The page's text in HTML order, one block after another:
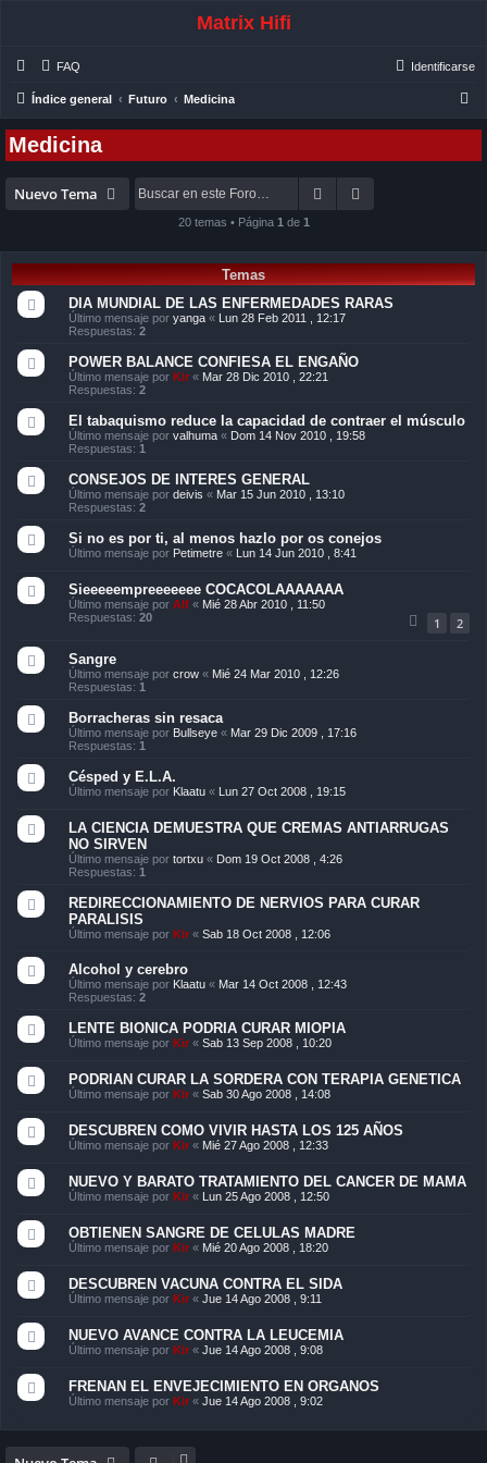
Matrix Hifi
FAQ Identificarse
Índice general Futuro Medicina
Medicina
Nuevo Tema Buscar
20 temas • Página 1 de 1
Temas
DIA MUNDIAL DE LAS ENFERMEDADES RARAS
Último mensaje por yanga « Lun 28 Feb 2011 , 12:17
Respuestas: 2
POWER BALANCE CONFIESA EL ENGAÑO
Último mensaje por Kir « Mar 28 Dic 2010 , 22:21
Respuestas: 2
El tabaquismo reduce la capacidad de contraer el músculo
Último mensaje por valhuma « Dom 14 Nov 2010 , 19:58
Respuestas: 1
CONSEJOS DE INTERES GENERAL
Último mensaje por deivis « Mar 15 Jun 2010 , 13:10
Respuestas: 2
Si no es por ti, al menos hazlo por os conejos
Último mensaje por Petimetre « Lun 14 Jun 2010 , 8:41
Sieeeeempreeeeeee COCACOLAAAAAAA
Último mensaje por Alf « Mié 28 Abr 2010 , 11:50
Respuestas: 20 1 2
Sangre
Último mensaje por crow « Mié 24 Mar 2010 , 12:26
Respuestas: 1
Borracheras sin resaca
Último mensaje por Bullseye « Mar 29 Dic 2009 , 17:16
Respuestas: 1
Césped y E.L.A.
Último mensaje por Klaatu « Lun 27 Oct 2008 , 19:15
LA CIENCIA DEMUESTRA QUE CREMAS ANTIARRUGAS
NO SIRVEN
Último mensaje por tortxu « Dom 19 Oct 2008 , 4:26
Respuestas: 1
REDIRECCIONAMIENTO DE NERVIOS PARA CURAR
PARALISIS
Último mensaje por Kir « Sab 18 Oct 2008 , 12:06
Alcohol y cerebro
Último mensaje por Klaatu « Mar 14 Oct 2008 , 12:43
Respuestas: 2
LENTE BIONICA PODRIA CURAR MIOPIA
Último mensaje por Kir « Sab 13 Sep 2008 , 10:20
PODRIAN CURAR LA SORDERA CON TERAPIA GENETICA
Último mensaje por Kir « Sab 30 Ago 2008 , 14:08
DESCUBREN COMO VIVIR HASTA LOS 125 AÑOS
Último mensaje por Kir « Mié 27 Ago 2008 , 12:33
NUEVO Y BARATO TRATAMIENTO DEL CANCER DE MAMA
Último mensaje por Kir « Lun 25 Ago 2008 , 12:50
OBTIENEN SANGRE DE CELULAS MADRE
Último mensaje por Kir « Mié 20 Ago 2008 , 18:20
DESCUBREN VACUNA CONTRA EL SIDA
Último mensaje por Kir « Jue 14 Ago 2008 , 9:11
NUEVO AVANCE CONTRA LA LEUCEMIA
Último mensaje por Kir « Jue 14 Ago 2008 , 9:08
FRENAN EL ENVEJECIMIENTO EN ORGANOS
Último mensaje por Kir « Jue 14 Ago 2008 , 9:02